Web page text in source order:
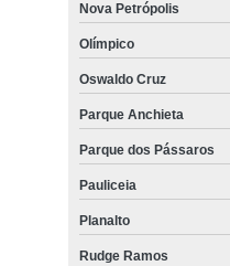
Nova Petrópolis
Olímpico
Oswaldo Cruz
Parque Anchieta
Parque dos Pássaros
Pauliceia
Planalto
Rudge Ramos